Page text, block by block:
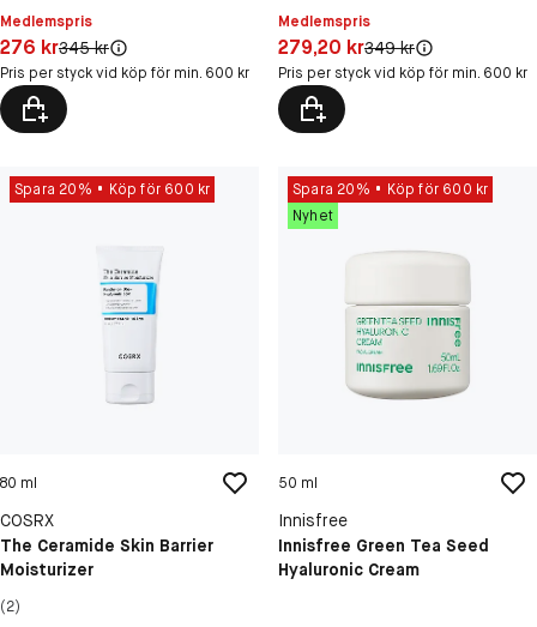
Medlemspris
Pris: 276 kr
276 krOriginal pris:
345 kr
Pris per styck vid köp för min. 600 kr
Medlemspris
Pris: 279,20 kr
279,20 krOriginal pris:
349 kr
Pris per styck vid köp för min. 600 kr
Spara 20% Köp för 600 kr
80 ml
COSRX
The Ceramide Skin Barrier
Moisturizer
(2)
Spara 20%
Köp för 600 kr
Nyhet
50 ml
Innisfree
Innisfree Green Tea Seed
Hyaluronic Cream